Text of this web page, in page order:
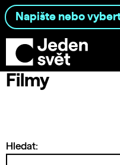
Filmy
Hledat: